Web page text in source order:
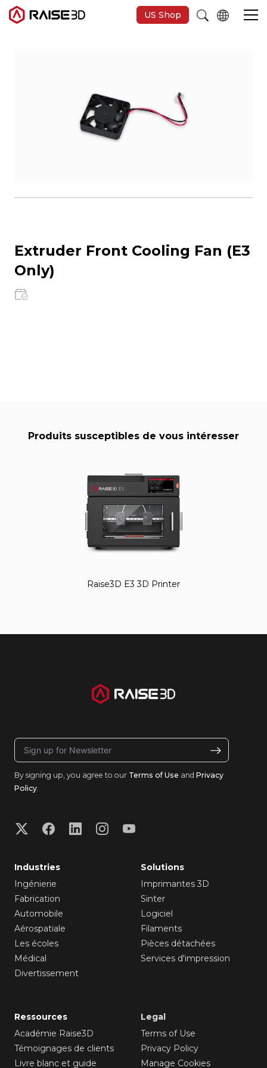
US Shop
Extruder Front Cooling Fan (E3
Only)
Produits susceptibles de vous intéresser
Raise3D E3 3D Printer
By signing up, you agree to our Terms of Use and Privacy
Policy.
Industries
Ingénierie
Fabrication
Automobile
Aérospatiale
Les écoles
Médical
Divertissement
Solutions
Imprimantes 3D
Sinter
Logiciel
Filaments
Pièces détachées
Services d'impression
Ressources
Académie Raise3D
Témoignages de clients
Livre blanc et guide
Legal
Terms of Use
Privacy Policy
Manage Cookies